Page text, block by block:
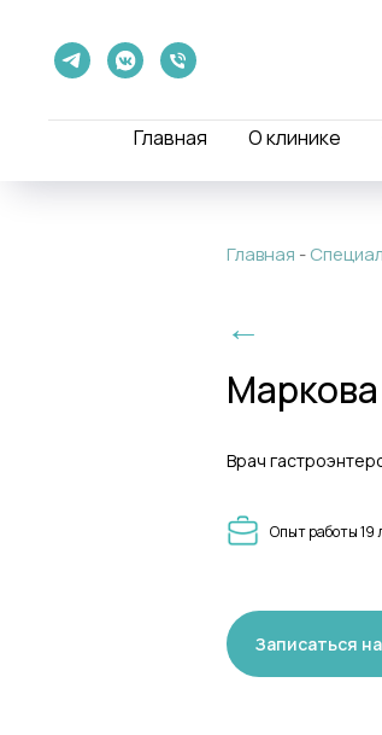
Главная О клинике
Главная -
Врач
Опыт работы 19
←
Записаться